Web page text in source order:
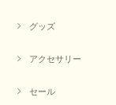
グッズ
アクセサリー
セール